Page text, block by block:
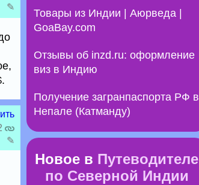
✎
✎
Товары из Индии | Аюрведа |
GoaBay.com
Отзывы об inzd.ru: оформление
виз в Индию
Получение загранпаспорта РФ в
Непале (Катманду)
Новое в Путеводителе
по Северной Индии